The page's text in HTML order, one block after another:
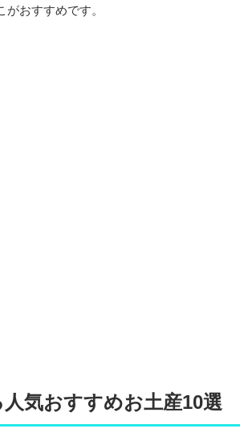
おすすめです。
気おすすめお土産10選